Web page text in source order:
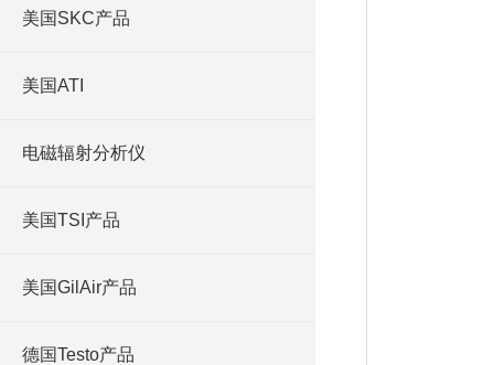
美国SKC产品
美国ATI
电磁辐射分析仪
美国TSI产品
美国GilAir产品
德国Testo产品